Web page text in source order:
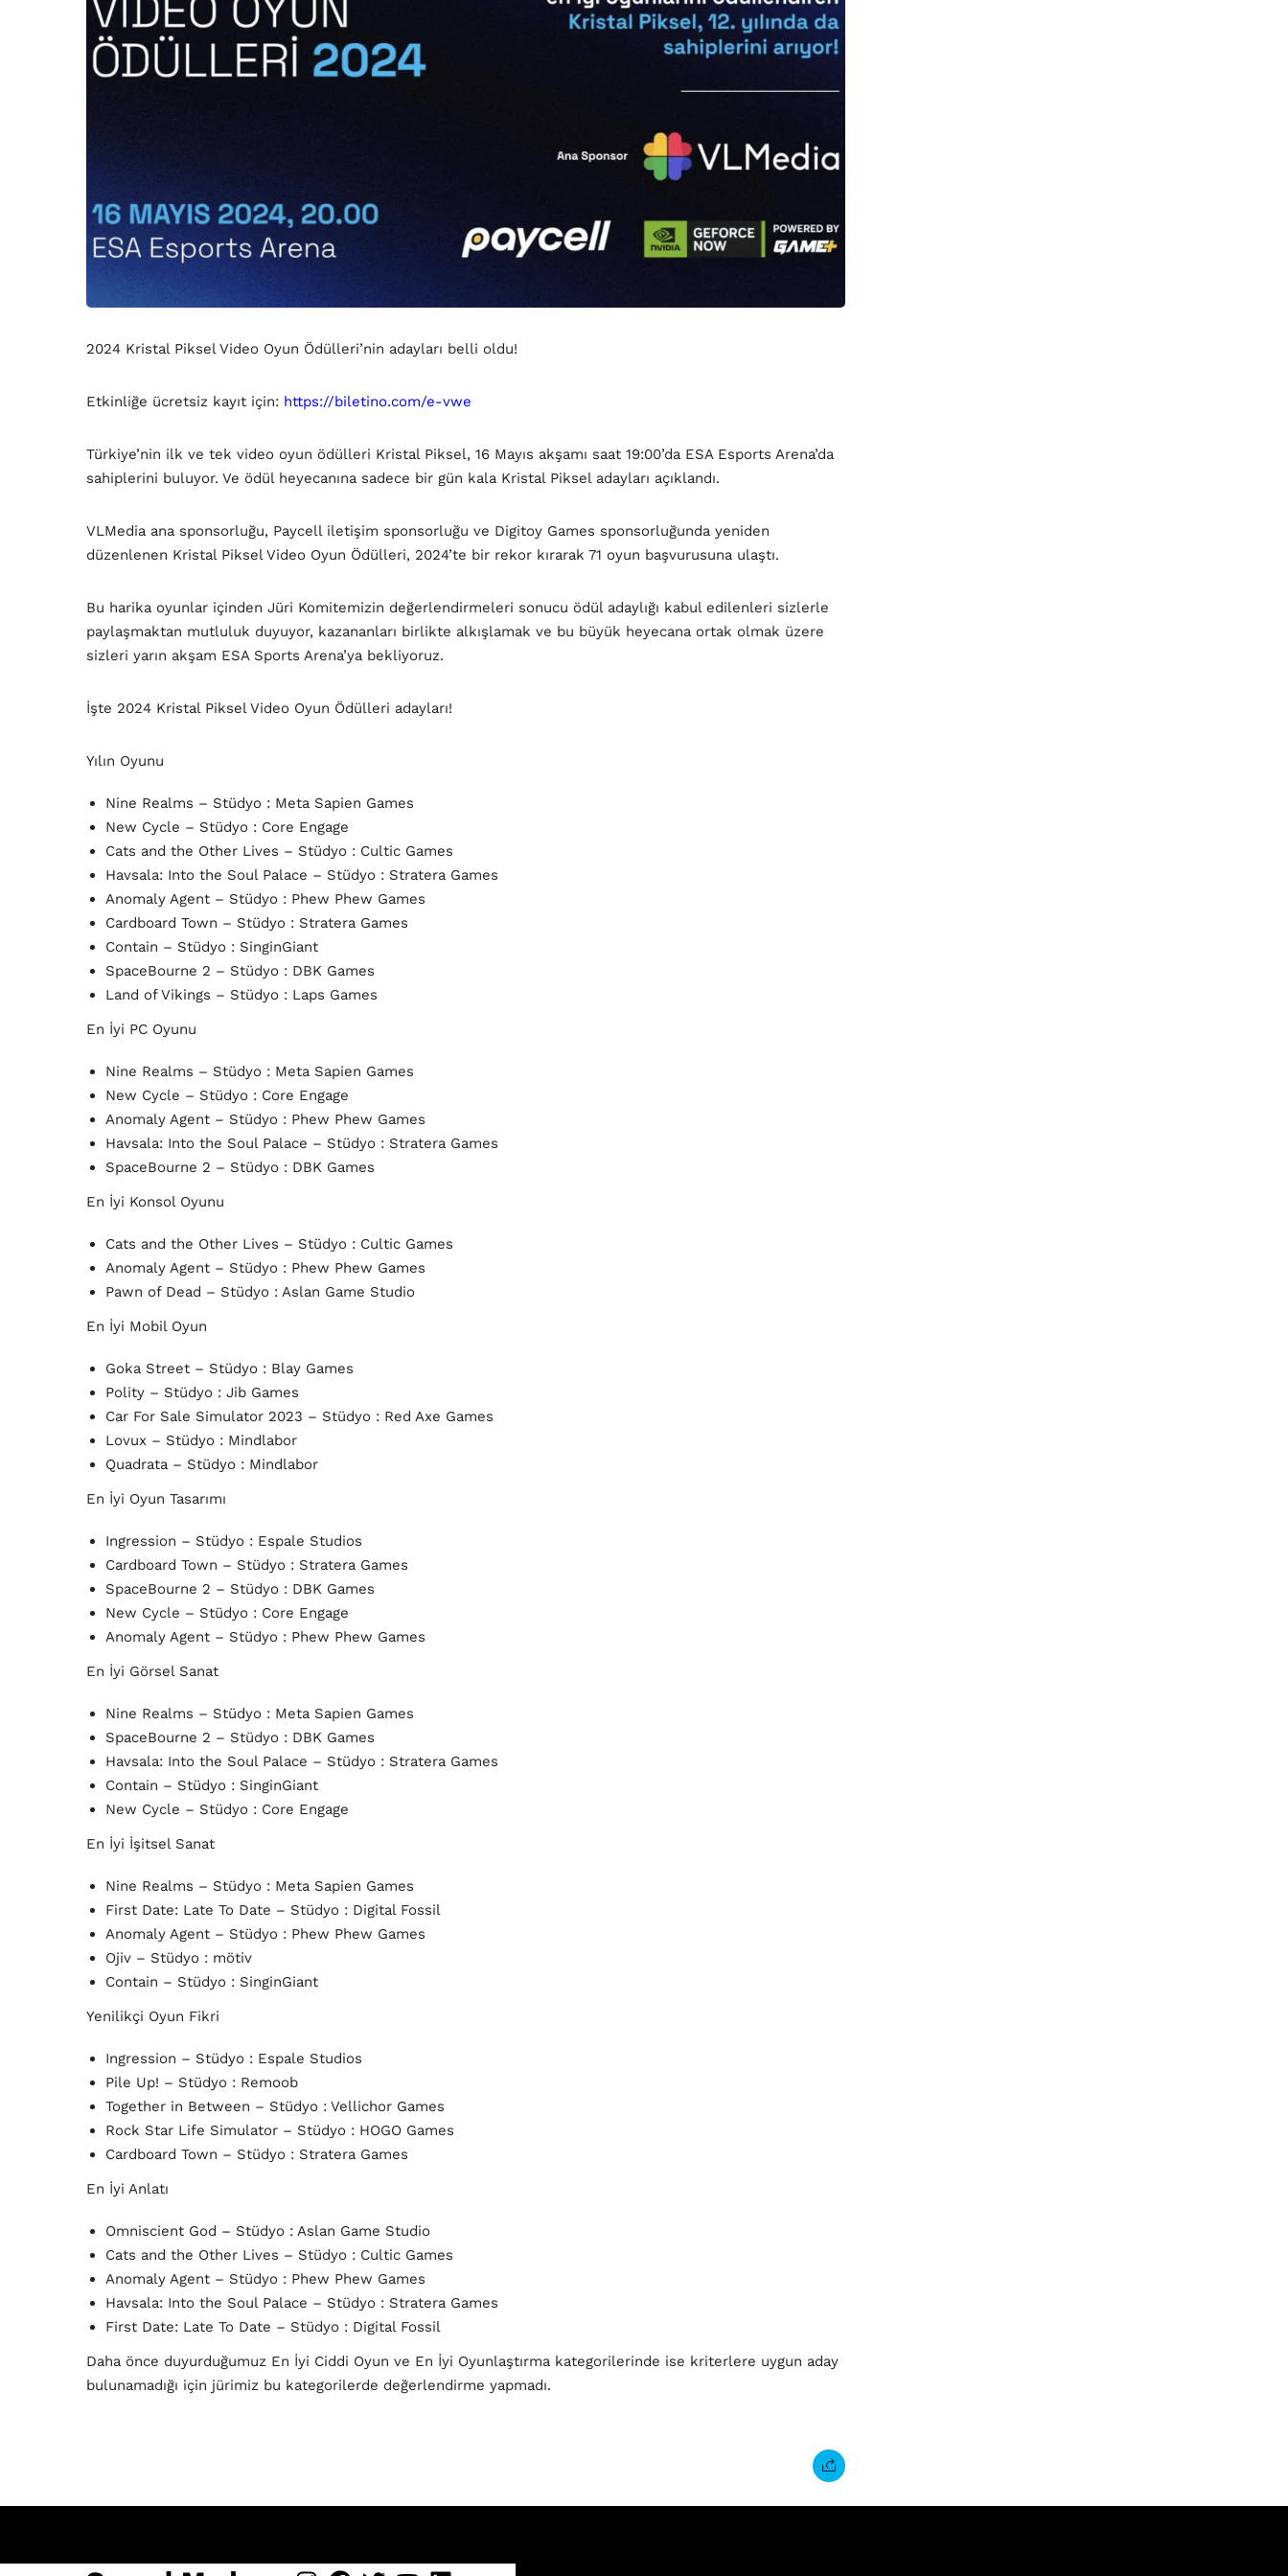
2024 Kristal Piksel Video Oyun Ödülleri’nin adayları belli oldu!
Etkinliğe ücretsiz kayıt için: https://biletino.com/e-vwe
Türkiye’nin ilk ve tek video oyun ödülleri Kristal Piksel, 16 Mayıs akşamı saat 19:00’da ESA Esports Arena’da
sahiplerini buluyor. Ve ödül heyecanına sadece bir gün kala Kristal Piksel adayları açıklandı.
VLMedia ana sponsorluğu, Paycell iletişim sponsorluğu ve Digitoy Games sponsorluğunda yeniden
düzenlenen Kristal Piksel Video Oyun Ödülleri, 2024’te bir rekor kırarak 71 oyun başvurusuna ulaştı.
Bu harika oyunlar içinden Jüri Komitemizin değerlendirmeleri sonucu ödül adaylığı kabul edilenleri sizlerle
paylaşmaktan mutluluk duyuyor, kazananları birlikte alkışlamak ve bu büyük heyecana ortak olmak üzere
sizleri yarın akşam ESA Sports Arena’ya bekliyoruz.
İşte 2024 Kristal Piksel Video Oyun Ödülleri adayları!
Yılın Oyunu
Nine Realms – Stüdyo : Meta Sapien Games
New Cycle – Stüdyo : Core Engage
Cats and the Other Lives – Stüdyo : Cultic Games
Havsala: Into the Soul Palace – Stüdyo : Stratera Games
Anomaly Agent – Stüdyo : Phew Phew Games
Cardboard Town – Stüdyo : Stratera Games
Contain – Stüdyo : SinginGiant
SpaceBourne 2 – Stüdyo : DBK Games
Land of Vikings – Stüdyo : Laps Games
En İyi PC Oyunu
Nine Realms – Stüdyo : Meta Sapien Games
New Cycle – Stüdyo : Core Engage
Anomaly Agent – Stüdyo : Phew Phew Games
Havsala: Into the Soul Palace – Stüdyo : Stratera Games
SpaceBourne 2 – Stüdyo : DBK Games
En İyi Konsol Oyunu
Cats and the Other Lives – Stüdyo : Cultic Games
Anomaly Agent – Stüdyo : Phew Phew Games
Pawn of Dead – Stüdyo : Aslan Game Studio
En İyi Mobil Oyun
Goka Street – Stüdyo : Blay Games
Polity – Stüdyo : Jib Games
Car For Sale Simulator 2023 – Stüdyo : Red Axe Games
Lovux – Stüdyo : Mindlabor
Quadrata – Stüdyo : Mindlabor
En İyi Oyun Tasarımı
Ingression – Stüdyo : Espale Studios
Cardboard Town – Stüdyo : Stratera Games
SpaceBourne 2 – Stüdyo : DBK Games
New Cycle – Stüdyo : Core Engage
Anomaly Agent – Stüdyo : Phew Phew Games
En İyi Görsel Sanat
Nine Realms – Stüdyo : Meta Sapien Games
SpaceBourne 2 – Stüdyo : DBK Games
Havsala: Into the Soul Palace – Stüdyo : Stratera Games
Contain – Stüdyo : SinginGiant
New Cycle – Stüdyo : Core Engage
En İyi İşitsel Sanat
Nine Realms – Stüdyo : Meta Sapien Games
First Date: Late To Date – Stüdyo : Digital Fossil
Anomaly Agent – Stüdyo : Phew Phew Games
Ojiv – Stüdyo : mötiv
Contain – Stüdyo : SinginGiant
Yenilikçi Oyun Fikri
Ingression – Stüdyo : Espale Studios
Pile Up! – Stüdyo : Remoob
Together in Between – Stüdyo : Vellichor Games
Rock Star Life Simulator – Stüdyo : HOGO Games
Cardboard Town – Stüdyo : Stratera Games
En İyi Anlatı
Omniscient God – Stüdyo : Aslan Game Studio
Cats and the Other Lives – Stüdyo : Cultic Games
Anomaly Agent – Stüdyo : Phew Phew Games
Havsala: Into the Soul Palace – Stüdyo : Stratera Games
First Date: Late To Date – Stüdyo : Digital Fossil
Daha önce duyurduğumuz En İyi Ciddi Oyun ve En İyi Oyunlaştırma kategorilerinde ise kriterlere uygun aday
bulunamadığı için jürimiz bu kategorilerde değerlendirme yapmadı.